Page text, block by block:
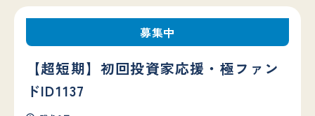
募集中
【超短期】初回投資家応援・極ファン
ドID1137